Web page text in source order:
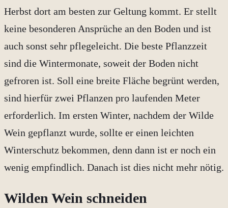
Herbst dort am besten zur Geltung kommt. Er stellt
keine besonderen Ansprüche an den Boden und ist
auch sonst sehr pflegeleicht. Die beste Pflanzzeit
sind die Wintermonate, soweit der Boden nicht
gefroren ist. Soll eine breite Fläche begrünt werden,
sind hierfür zwei Pflanzen pro laufenden Meter
erforderlich. Im ersten Winter, nachdem der Wilde
Wein gepflanzt wurde, sollte er einen leichten
Winterschutz bekommen, denn dann ist er noch ein
wenig empfindlich. Danach ist dies nicht mehr nötig.
Wilden Wein schneiden